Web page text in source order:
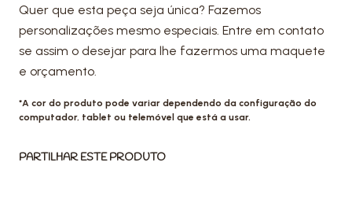
Quer que esta peça seja única? Fazemos
personalizações mesmo especiais. Entre em contato
se assim o desejar para lhe fazermos uma maquete
e orçamento.
*A cor do produto pode variar dependendo da configuração do
computador, tablet ou telemóvel que está a usar.
PARTILHAR ESTE PRODUTO